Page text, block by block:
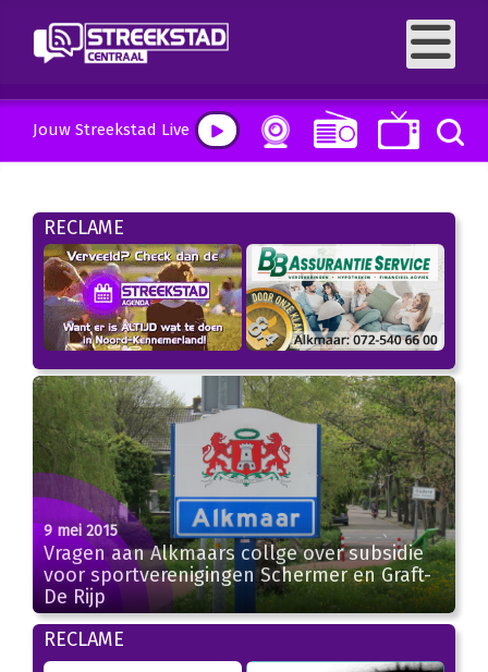
Jouw Streekstad Live
RECLAME
9 mei 2015
Vragen aan Alkmaars collge over subsidie
voor sportverenigingen Schermer en Graft-
De Rijp
RECLAME